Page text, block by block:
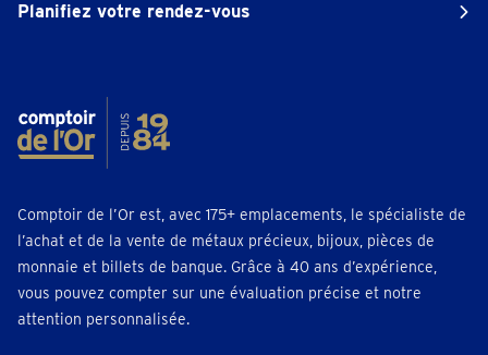
Planifiez votre rendez-vous
Comptoir de l’Or est, avec 175+ emplacements, le spécialiste de
l’achat et de la vente de métaux précieux, bijoux, pièces de
monnaie et billets de banque. Grâce à 40 ans d’expérience,
vous pouvez compter sur une évaluation précise et notre
attention personnalisée.